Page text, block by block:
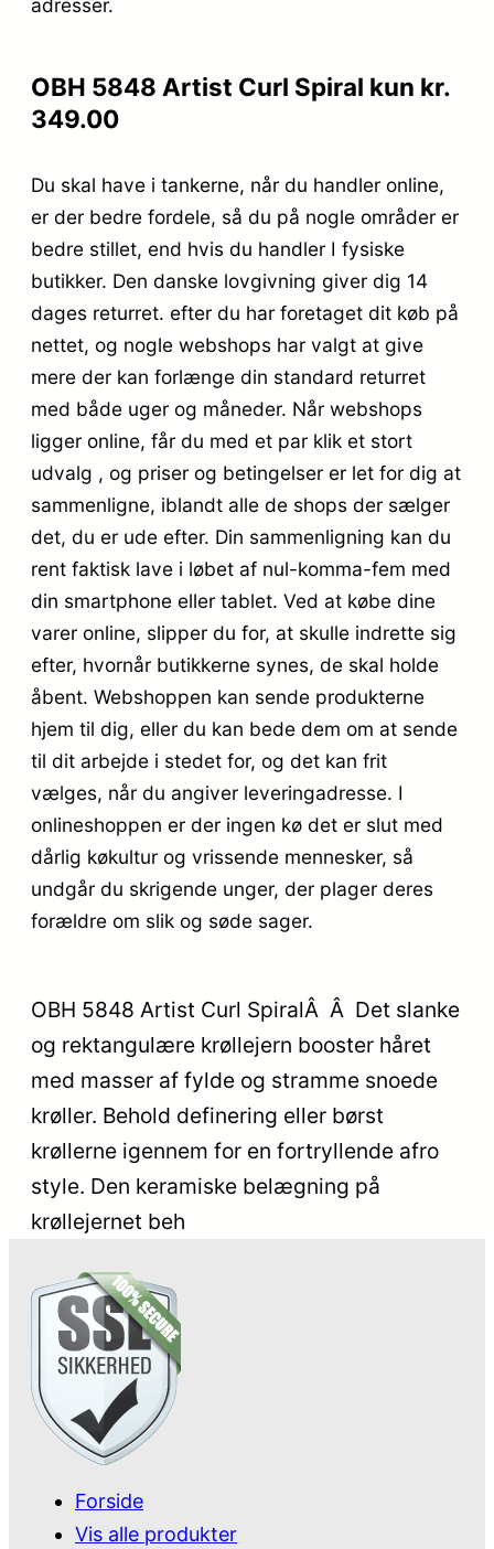
adresser.
OBH 5848 Artist Curl Spiral kun kr.
349.00
Du skal have i tankerne, når du handler online,
er der bedre fordele, så du på nogle områder er
bedre stillet, end hvis du handler I fysiske
butikker. Den danske lovgivning giver dig 14
dages returret. efter du har foretaget dit køb på
nettet, og nogle webshops har valgt at give
mere der kan forlænge din standard returret
med både uger og måneder. Når webshops
ligger online, får du med et par klik et stort
udvalg , og priser og betingelser er let for dig at
sammenligne, iblandt alle de shops der sælger
det, du er ude efter. Din sammenligning kan du
rent faktisk lave i løbet af nul-komma-fem med
din smartphone eller tablet. Ved at købe dine
varer online, slipper du for, at skulle indrette sig
efter, hvornår butikkerne synes, de skal holde
åbent. Webshoppen kan sende produkterne
hjem til dig, eller du kan bede dem om at sende
til dit arbejde i stedet for, og det kan frit
vælges, når du angiver leveringadresse. I
onlineshoppen er der ingen kø det er slut med
dårlig køkultur og vrissende mennesker, så
undgår du skrigende unger, der plager deres
forældre om slik og søde sager.
OBH 5848 Artist Curl SpiralÂ Â Det slanke
og rektangulære krøllejern booster håret
med masser af fylde og stramme snoede
krøller. Behold definering eller børst
krøllerne igennem for en fortryllende afro
style. Den keramiske belægning på
krøllejernet beh
Forside
Vis alle produkter